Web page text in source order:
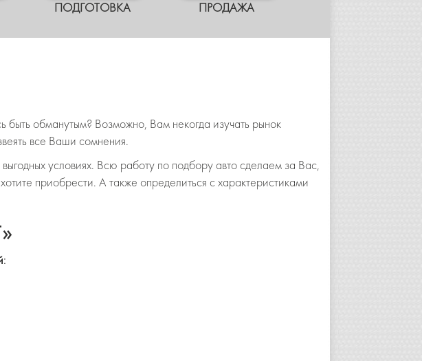
ПОДГОТОВКА ПРОДАЖА
быть обманутым? Возможно, Вам некогда изучать рынок
все Ваши сомнения.
условиях. Всю работу по подбору авто сделаем за Вас,
приобрести. А также определиться с характеристиками